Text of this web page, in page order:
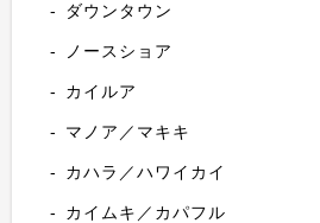
ダウンタウン
ノースショア
カイルア
マノア／マキキ
カハラ／ハワイカイ
カイムキ／カパフル